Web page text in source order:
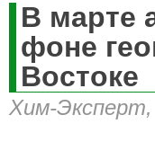
В марте
фоне
Востоке
Хим-Эксперт,